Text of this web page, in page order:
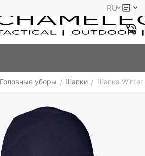
RU
Головные уборы / Шапки / Шапка Winter